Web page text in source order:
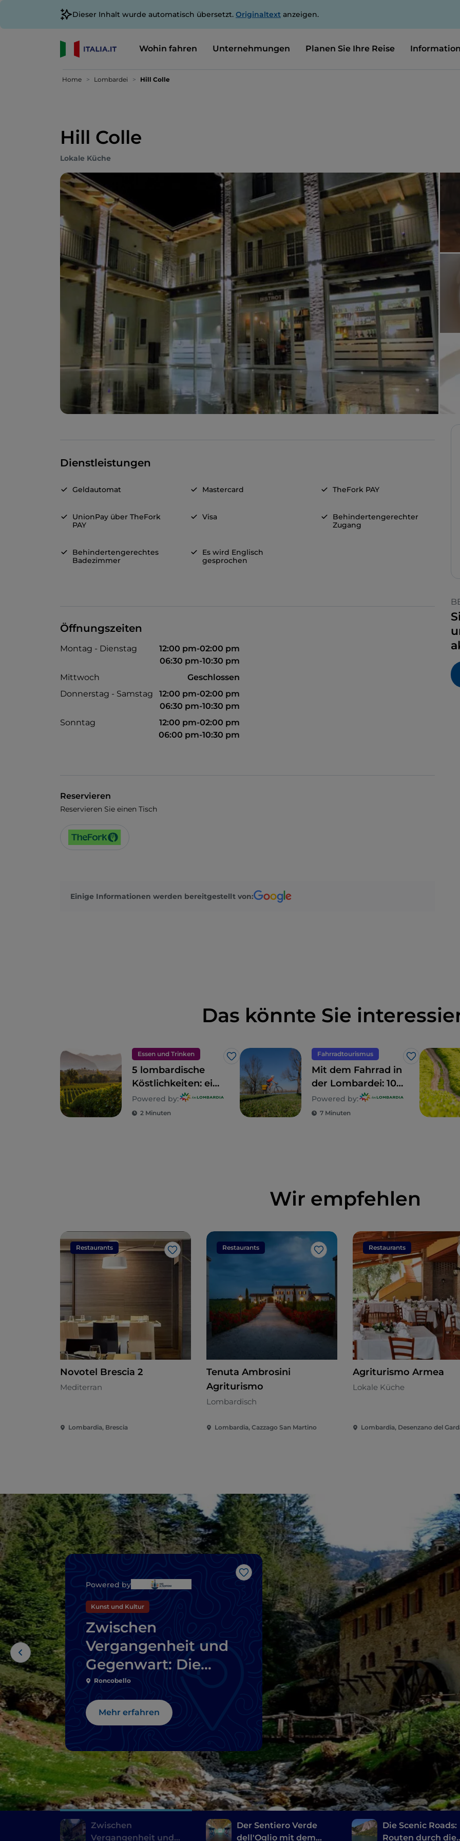
Dieser Inhalt wurde automatisch übersetzt. Originaltext anzeigen.
Wohin fahren Unternehmungen Planen Sie Ihre Reise
Home Lombardei Hill Colle
Hill Colle
Lokale Küche
Dienstleistungen
Geldautomat Mastercard TheFork PAY
UnionPay über TheFork
PAY
Visa
Behindertengerechter
Zugang
Behindertengerechtes
Badezimmer
Es wird Englisch
gesprochen
Öffnungszeiten
Montag - Dienstag
12:00 pm-02:00 pm
06:30 pm-10:30 pm
Mittwoch
Geschlossen
Donnerstag - Samstag
12:00 pm-02:00 pm
06:30 pm-10:30 pm
Sonntag
12:00 pm-02:00 pm
06:00 pm-10:30 pm
Reservieren
Reservieren Sie einen Tisch
Einige Informationen werden bereitgestellt von:
Das könnte Sie
Essen und Trinken
Like
5 lombardische
Köstlichkeiten: ein
Gebiet zum
Genießen
Powered by:
2 Minuten
Fahrradtourismus
Like
Mit dem Fahrrad in
der Lombardei: 10
Routen für
Familien
Powered by:
7 Minuten
Wir empfehlen
Restaurants
Like
Novotel Brescia 2
Mediterran
Lombardia, Brescia
Restaurants
Like
Tenuta Ambrosini
Agriturismo
Lombardisch
Lombardia, Cazzago San Martino
Restaurants
Agriturismo Armea
Lokale Küche
Lombardia, Desenzano del
Like
Powered by
Kunst und Kultur
Zwischen
Vergangenheit und
Gegenwart: Die
Route der Mühlen in
der Umgebung von
Bergamo und
Roncobello
Mehr erfahren
Zwischen
Vergangenheit und
Der Sentiero Verde
dell'Oglio mit dem
Die Scenic Roads:
Routen durch die